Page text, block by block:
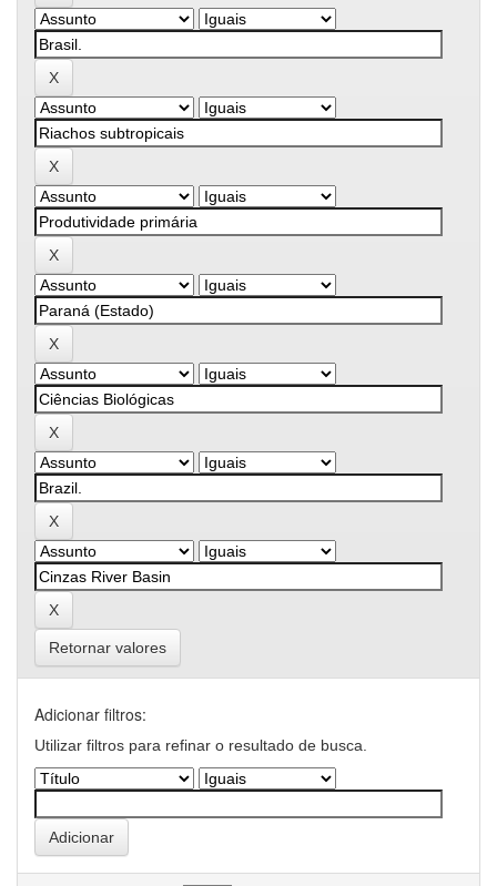
Retornar valores
Adicionar filtros:
Utilizar filtros para refinar o resultado de busca.